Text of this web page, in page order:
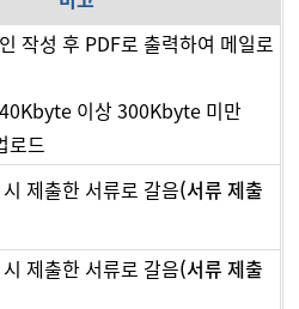
작성 후 PDF로 출력하여 메일로
이상 300Kbyte 미만
로드
제출한 서류로 갈음(서류 제출
제출한 서류로 갈음(서류 제출